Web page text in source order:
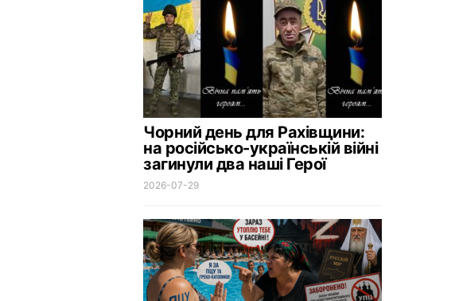
Чорний день для Рахівщини:
на російсько-українській війні
загинули два наші Герої
2026-07-29